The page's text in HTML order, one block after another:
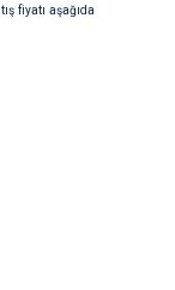
fiyatı aşağıda